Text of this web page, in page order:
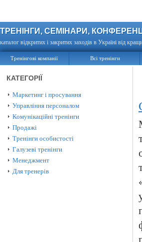
ТРЕНІНГИ, СЕМІНАРИ,
каталог відкритих і закритих заходів в Україні від
Тренінгові компанії Всі тренінги
КАТЕГОРІЇ
Маркетинг і просування
Управління персоналом
Комунікаційні тренінги
Продажі
Тренінги особистості
Галузеві тренінги
Менеджмент
Для тренерів